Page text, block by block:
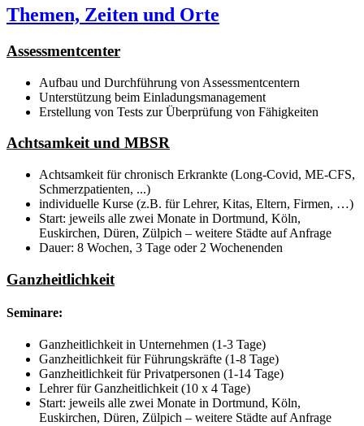
Themen, Zeiten und Orte
Assessmentcenter
Aufbau und Durchführung von Assessmentcentern
Unterstützung beim Einladungsmanagement
Erstellung von Tests zur Überprüfung von Fähigkeiten
Achtsamkeit und MBSR
Achtsamkeit für chronisch Erkrankte (Long-Covid, ME-CFS,
Schmerzpatienten, ...)
individuelle Kurse (z.B. für Lehrer, Kitas, Eltern, Firmen, …)
Start: jeweils alle zwei Monate in Dortmund, Köln,
Euskirchen, Düren, Zülpich – weitere Städte auf Anfrage
Dauer: 8 Wochen, 3 Tage oder 2 Wochenenden
Ganzheitlichkeit
Seminare:
Ganzheitlichkeit in Unternehmen (1-3 Tage)
Ganzheitlichkeit für Führungskräfte (1-8 Tage)
Ganzheitlichkeit für Privatpersonen (1-14 Tage)
Lehrer für Ganzheitlichkeit (10 x 4 Tage)
Start: jeweils alle zwei Monate in Dortmund, Köln,
Euskirchen, Düren, Zülpich – weitere Städte auf Anfrage